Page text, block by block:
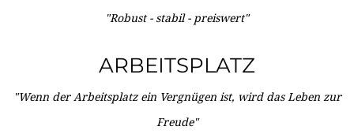
"Robust - stabil - preiswert"
ARBEITSPLATZ
"Wenn der Arbeitsplatz ein Vergnügen ist, wird das Leben zur
Freude"